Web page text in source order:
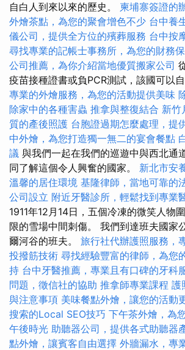
自白人到來以來的歷史。 柬埔寨簽證的
外燴茶點，為您的聚會增色不少 台中養
儀公司，提供全方位的殯葬服務 台中按
尋找專業的記帳士事務所，為您的財務
公司推薦，為你介紹當地優質搬家公司
疫苗接種證書或負PCR測試，該國可以自
專業的外燴服務，為您的活動提供美味
除家中的各種害蟲 推拿與整復結合 新竹
質的產後照護 台胞證過期怎麼處理，提
中外燴，為您打造獨一無二的宴會餐點
議 與我們一起在我們的巡遊中與西北通
同了解這個令人興奮的國家。 新北市安
溫馨的居住環境 基隆律師，當地可靠的
公司設立 附近牙醫診所，輕鬆找到專業
1911年12月14日，五個冷凍的微笑人物
限的雪場中間刺傷。 我們到達班夫國家
爾河谷的班夫。 旅行社代辦護照服務，
投撥筋技術 尋找經驗豐富的律師，為您
持 台中牙醫推薦，專業且有口碑的牙科
問題，徵信社的協助 推拿師專業課程 護
與注意事項 美味餐點外燴，讓您的活動
搜索的Local SEO技巧 下午茶外燴，為
午後時光 助聽器公司，提供各式助聽器
點外燴，讓賓客自由選擇 外牆漏水，專